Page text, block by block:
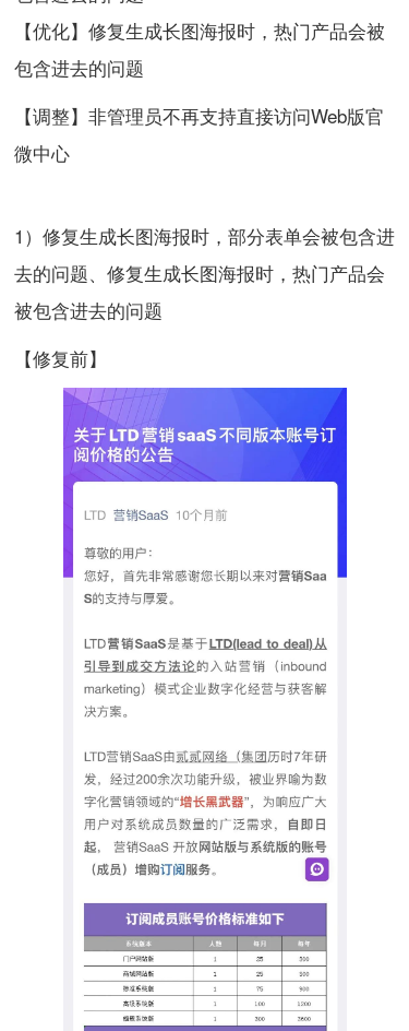
【优化】修复生成长图海报时，热门产品会被
包含进去的问题
【调整】非管理员不再支持直接访问Web版官
微中心
1）修复生成长图海报时，部分表单会被包含进
去的问题、 修复生成长图海报时，热门产品会
被包含进去的问题
【修复前】